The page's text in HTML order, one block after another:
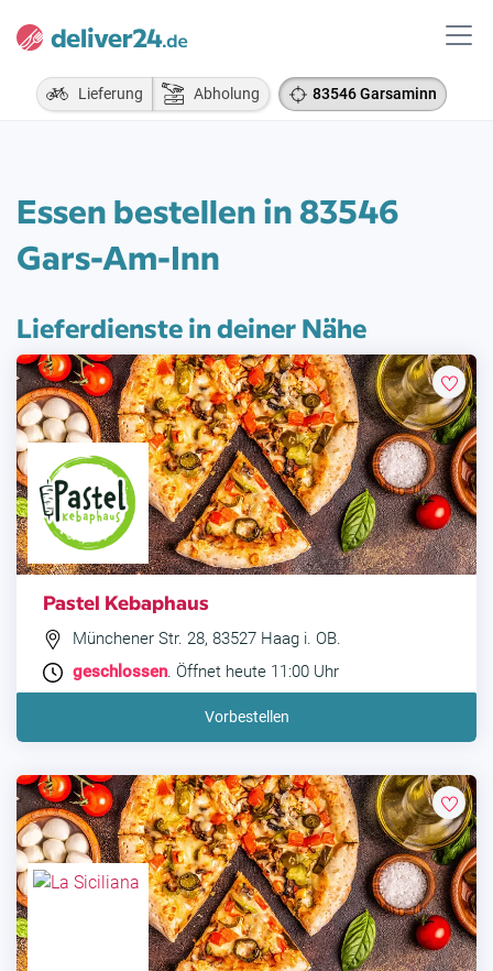
Lieferung Abholung 83546 Garsaminn
Essen bestellen in 83546
Gars-Am-Inn
Lieferdienste in deiner Nähe
Pastel Kebaphaus
Münchener Str. 28, 83527 Haag i. OB.
geschlossen. Öffnet heute 11:00 Uhr
Vorbestellen